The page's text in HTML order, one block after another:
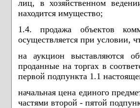
лиц, в хозяйственном
находится имущество;
1.4. продажа объектов
осуществляется при условии,
на аукцион выставляются
проданные на торгах в
первой подпункта 1.1
начальная цена единого
частями второй - пятой